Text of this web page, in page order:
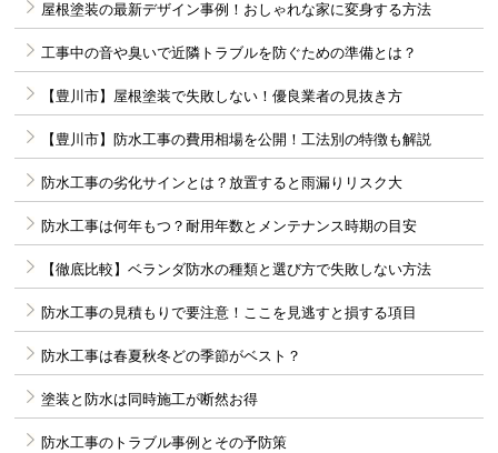
屋根塗装の最新デザイン事例！おしゃれな家に変身する方法
工事中の音や臭いで近隣トラブルを防ぐための準備とは？
【豊川市】屋根塗装で失敗しない！優良業者の見抜き方
【豊川市】防水工事の費用相場を公開！工法別の特徴も解説
防水工事の劣化サインとは？放置すると雨漏りリスク大
防水工事は何年もつ？耐用年数とメンテナンス時期の目安
【徹底比較】ベランダ防水の種類と選び方で失敗しない方法
防水工事の見積もりで要注意！ここを見逃すと損する項目
防水工事は春夏秋冬どの季節がベスト？
塗装と防水は同時施工が断然お得
防水工事のトラブル事例とその予防策